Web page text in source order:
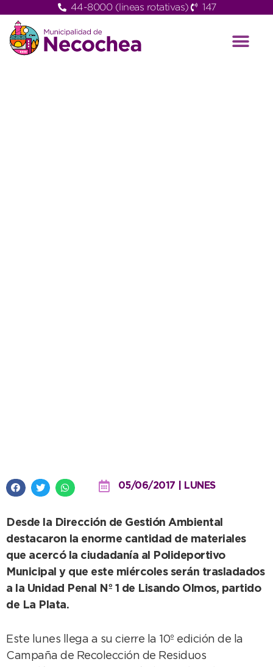
44-8000 (lineas rotativas) 147
05/06/2017 | LUNES
Desde la Dirección de Gestión Ambiental
destacaron la enorme cantidad de materiales
que acercó la ciudadanía al Polideportivo
Municipal y que este miércoles serán trasladados
a la Unidad Penal Nº 1 de Lisando Olmos, partido
de La Plata.
Este lunes llega a su cierre la 10º edición de la
Campaña de Recolección de Residuos